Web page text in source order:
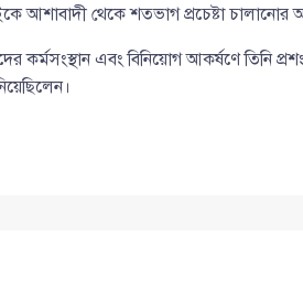
থেকে শতভাগ প্রচেষ্টা চালানোর
কর্মসংস্থান এবং বিনিয়োগ আকর্ষণে তিনি